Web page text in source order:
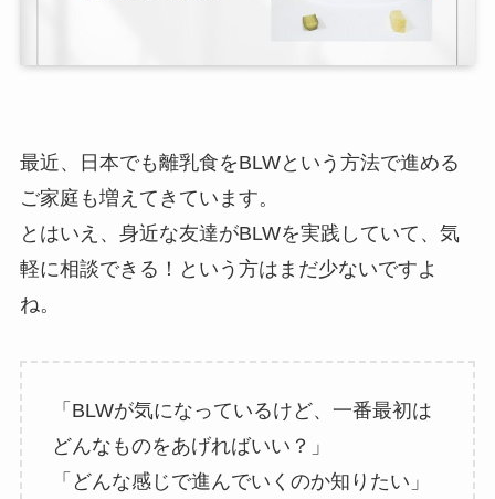
最近、日本でも離乳食をBLWという方法で進める
ご家庭も増えてきています。
とはいえ、身近な友達がBLWを実践していて、気
軽に相談できる！という方はまだ少ないですよ
ね。
「BLWが気になっているけど、一番最初は
どんなものをあげればいい？」
「どんな感じで進んでいくのか知りたい」